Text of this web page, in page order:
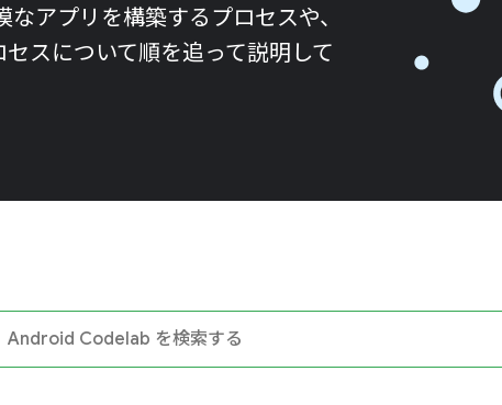
アプリを構築するプロセスや、
スについて順を追って説明して